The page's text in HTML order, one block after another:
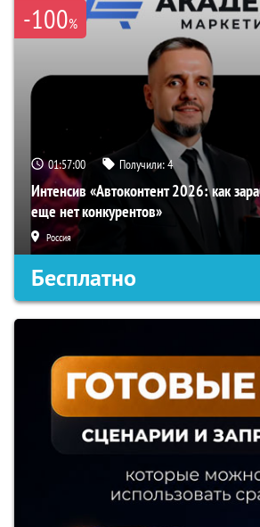
-100%
01:56:59 Получили:4
Интенсив «Автоконтент 2026: как
еще нет конкурентов»
Россия
Бесплатно